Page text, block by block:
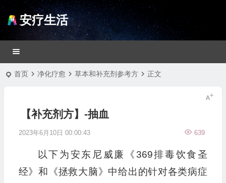
安疗生活
首页 净化疗愈 草本和补充剂参考方 正文
【补充剂方】-抽血
2023年6月10日 00:00:43 639
以下为安东尼威廉《369排毒饮食圣
经》和《拯救大脑》中给出的针对各类病症